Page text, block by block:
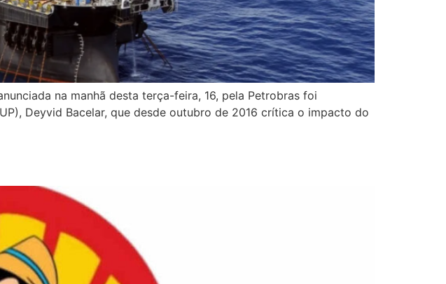
na manhã desta terça-feira, 16, pela Petrobras foi
Deyvid Bacelar, que desde outubro de 2016 crítica o impacto do